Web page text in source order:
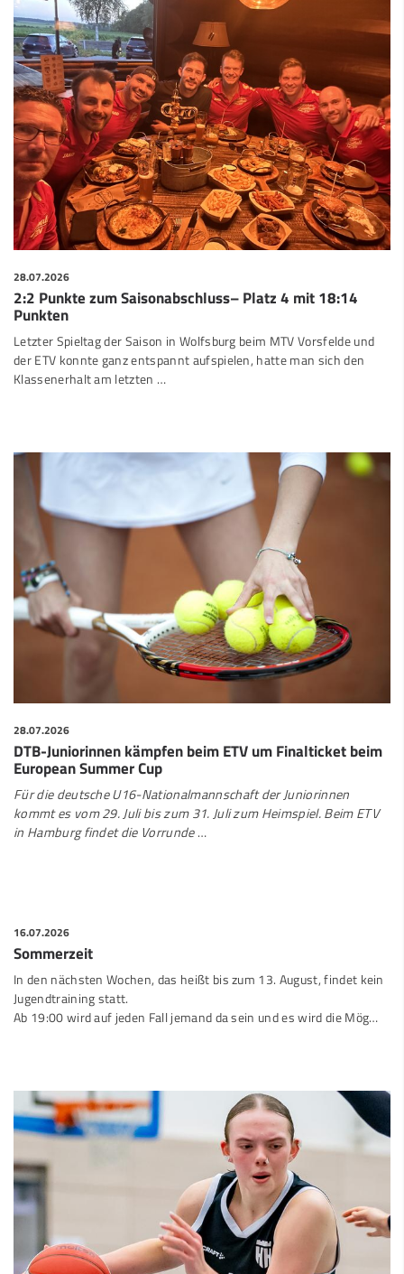
28.07.2026
2:2 Punkte zum Saisonabschluss– Platz 4 mit 18:14
Punkten
Letzter Spieltag der Saison in Wolfsburg beim MTV Vorsfelde und
der ETV konnte ganz entspannt aufspielen, hatte man sich den
Klassenerhalt am letzten …
28.07.2026
DTB-Juniorinnen kämpfen beim ETV um Finalticket beim
European Summer Cup
Für die deutsche U16-Nationalmannschaft der Juniorinnen
kommt es vom 29. Juli bis zum 31. Juli zum Heimspiel. Beim ETV
in Hamburg findet die Vorrunde…
16.07.2026
Sommerzeit
In den nächsten Wochen, das heißt bis zum 13. August, findet kein
Jugendtraining statt.
Ab 19:00 wird auf jeden Fall jemand da sein und es wird die Mög…